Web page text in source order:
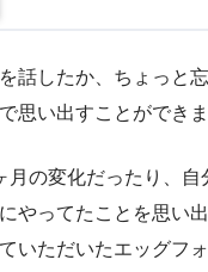
話したか、ちょっと
思い出すことができま
月の変化だったり、自
やってたことを思い
いただいたエッグフ